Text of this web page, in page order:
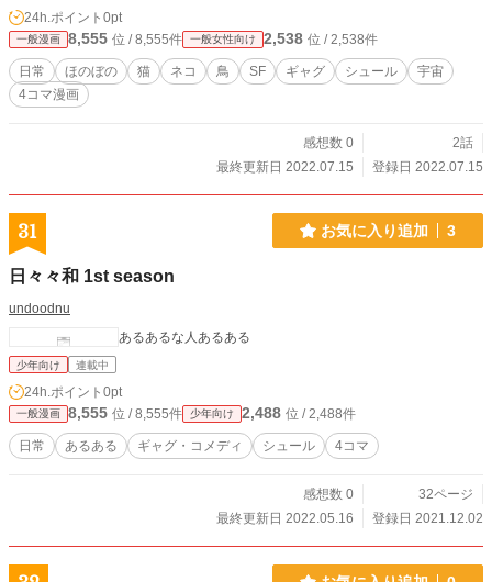
24h.ポイント 0pt
一般漫画 8,555 位 / 8,555件 一般女性向け 2,538 位 / 2,538件
日常 ほのぼの 猫 ネコ 鳥 SF ギャグ シュール
宇宙
4コマ漫画
感想数 0
2話
最終更新日 2022.07.15
登録日 2022.07.15
31 お気に入り追加 3
日々々和 1st season
undoodnu
あるあるな人あるある
少年向け 連載中
24h.ポイント 0pt
一般漫画 8,555 位 / 8,555件 少年向け 2,488 位 / 2,488件
日常 あるある ギャグ・コメディ シュール 4コマ
感想数 0
32ページ
最終更新日 2022.05.16
登録日 2021.12.02